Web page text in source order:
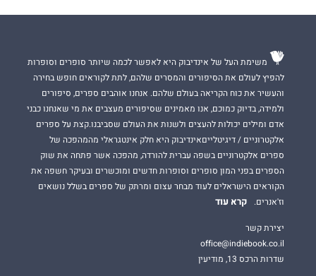
משימת העל של אינדיבוק היא לאפשר לכמה שיותר סופרים וסופרות
להפיץ לעולם את הסיפורים והמסרים שלהם, לתת לקוראים חופש בחירה
והעשיר את כוח הקריאה בעולם שלהם. אנחנו אוהבים ספרים, סיפורים
ולמידה, בדיוק כמוכם, אנו מאמינים שסיפורים מעצבים את מי שאנחנו כבני
אדם ומילים יכולות להעצים ולשנות את העולם שסביבנו.קצת על ספרים
אלקטרוניים / דיגיטלייםאינדיבוק היא חלק אינטגראלי מהמהפכה של
ספרים אלקטרוניים בשפה עברית להורדה, מהפכה אשר פתחה את שוק
הספרים בפני המון סופרים וסופרות חדשים ומוכשרים ובעיקר חשפה את
הקוראים הישראלים לעוד מבחר עצום ומרתק של ספרים בשלל נושאים
וז'אנרים.
קרא עוד
יצירת קשר
office@indiebook.co.il
שדרות הרכס 13, מודיעין